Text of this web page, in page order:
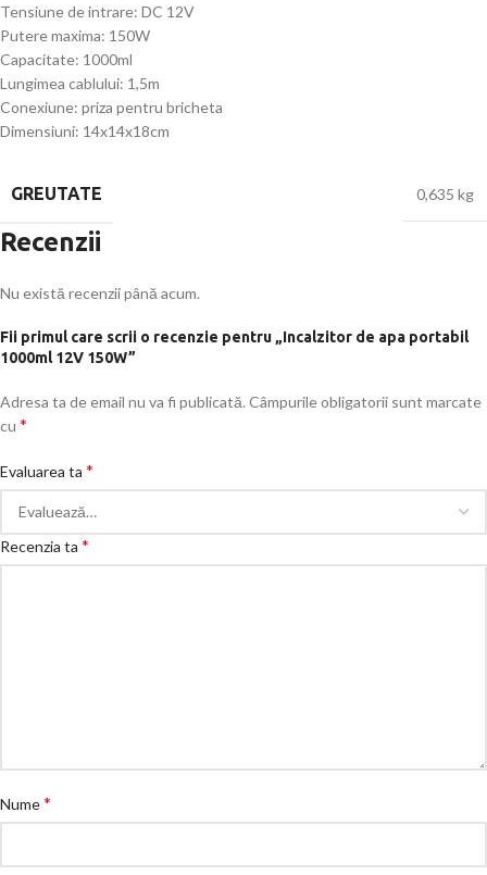
Tensiune de intrare: DC 12V
Putere maxima: 150W
Capacitate: 1000ml
Lungimea cablului: 1,5m
Conexiune: priza pentru bricheta
Dimensiuni: 14x14x18cm
GREUTATE 0,635 kg
Recenzii
Nu există recenzii până acum.
Fii primul care scrii o recenzie pentru „Incalzitor de apa portabil
1000ml 12V 150W”
Adresa ta de email nu va fi publicată. Câmpurile obligatorii sunt marcate
cu *
Evaluarea ta *
Recenzia ta *
Nume*